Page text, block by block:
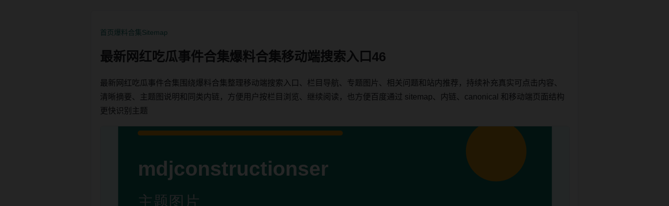
首页 爆料合集Sitemap
最新网红吃瓜事件合集爆料合集移动端搜索入口46
最新网红吃瓜事件合集围绕爆料合集整理移动端搜索入口、栏目导航、专题图片、相关问题和站内推荐，持续补充真实可点击内容、
清晰摘要、主题图说明和同类内链，方便用户按栏目浏览、继续阅读，也方便百度通过 sitemap、内链、canonical 和移动端页面结构
更快识别主题